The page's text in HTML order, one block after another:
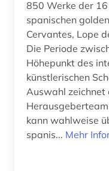
kunstmusik (1)
latein (1)
850 Werke der
spanischen
Cervantes, Lope
Die Periode
Höhepunkt des
künstlerischen
Auswahl zeichnet
kann wahlweise
spanis... Mehr